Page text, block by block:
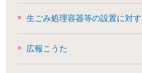
生ごみ処理容器等の設置に対
広報こうた